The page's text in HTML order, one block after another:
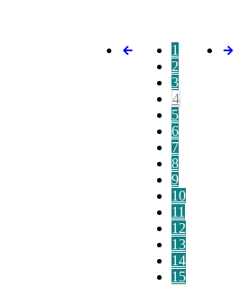
1
2
3
4
5
6
7
8
9
10
11
12
13
14
15